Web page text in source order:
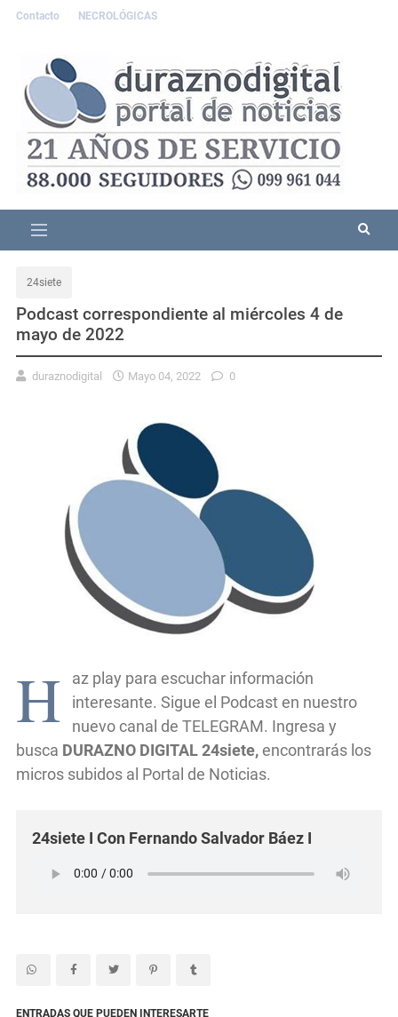
Contacto NECROLÓGICAS
24siete
Podcast correspondiente al miércoles 4 de
mayo de 2022
duraznodigital Mayo 04, 2022 0
H
az play para escuchar información
interesante. Sigue el Podcast en nuestro
nuevo canal de TELEGRAM. Ingresa y
busca DURAZNO DIGITAL 24siete, encontrarás los
micros subidos al Portal de Noticias.
24siete I Con Fernando Salvador Báez I
ENTRADAS QUE PUEDEN INTERESARTE